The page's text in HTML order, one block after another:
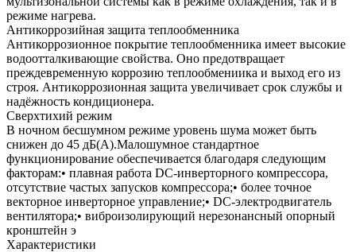
режиме нагрева.
Антикоррозийная защита теплообменника
Антикоррозионное покрытие теплообменника имеет высокие
водоотталкивающие свойства. Оно предотвращает
преждевременную коррозию теплообмениика и выход его из
строя. Антикоррозионная защита увеличивает срок службы и
надёжность кондиционера.
Сверхтихий режим
В ночном бесшумном режиме уровень шума может быть
снижен до 45 дБ(А).Малошумное стандартное
функционирование обеспечивается благодаря следующим
факторам:• плавная работа DC-инверторного компрессора,
отсутствие частых запусков компрессора;• более точное
векторное инверторное управление;• DC-электродвигатель
вентилятора;• виброизолирующий нерезонансный опорный
кронштейн э
Характеристики